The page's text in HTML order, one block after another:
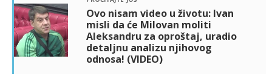
Ovo nisam video u životu: Ivan
misli da će Milovan moliti
Aleksandru za oproštaj, uradio
detaljnu analizu njihovog
odnosa! (VIDEO)